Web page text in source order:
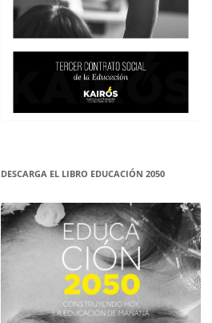
DESCARGA EL LIBRO EDUCACIÓN 2050